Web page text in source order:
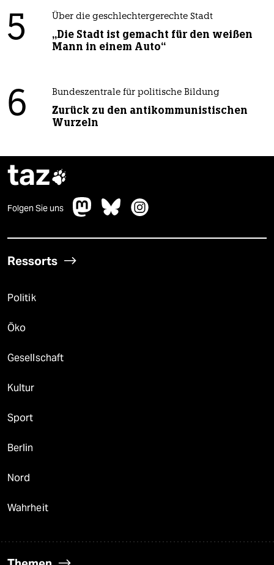
5 Über die geschlechtergerechte Stadt
„Die Stadt ist gemacht für den weißen
Mann in einem Auto“
6 Bundeszentrale für politische Bildung
Zurück zu den antikommunistischen
Wurzeln
taz
Folgen Sie uns
Ressorts
Politik
Öko
Gesellschaft
Kultur
Sport
Berlin
Nord
Wahrheit